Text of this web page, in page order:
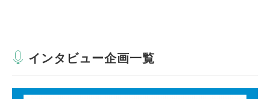
インタビュー企画一覧